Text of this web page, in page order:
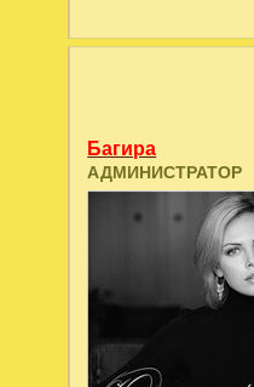
Багира
АДМИНИСТРАТОР